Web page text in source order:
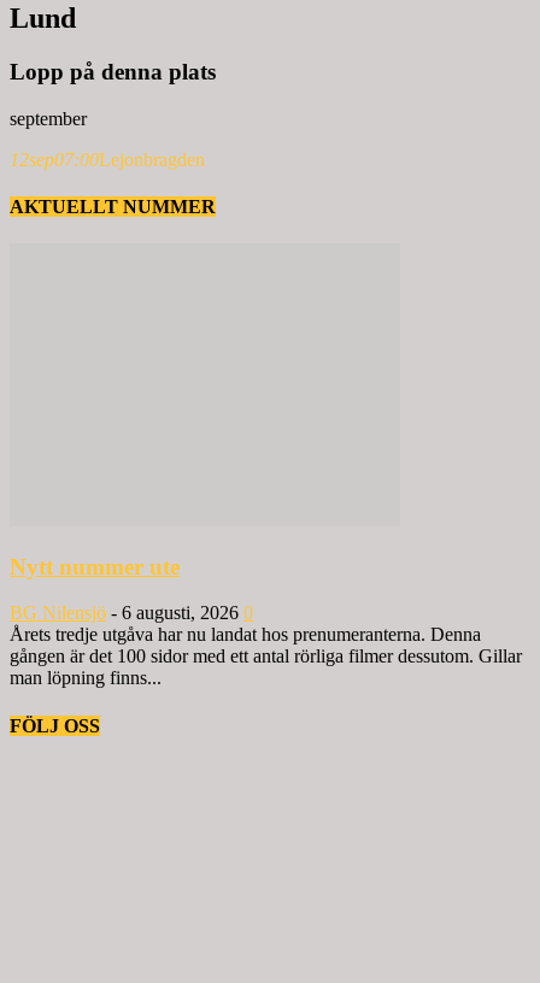
Lund
Lopp på denna plats
september
12sep07:00Lejonbragden
AKTUELLT NUMMER
Nytt nummer ute
BG Nilensjö - 6 augusti, 2026 0
Årets tredje utgåva har nu landat hos prenumeranterna. Denna
gången är det 100 sidor med ett antal rörliga filmer dessutom. Gillar
man löpning finns...
FÖLJ OSS